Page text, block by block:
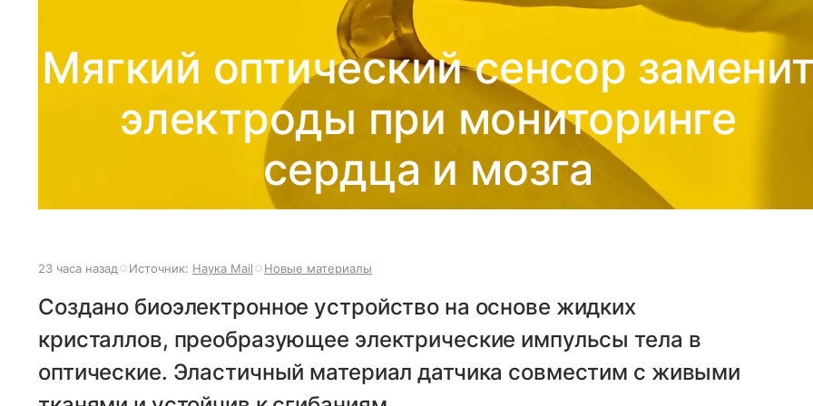
Мягкий оптический сенсор
электроды при мониторинге
сердца и мозга
23 часа назад Источник: Наука Mail Новые материалы
Создано биоэлектронное устройство на основе жидких
кристаллов, преобразующее электрические импульсы тела в
оптические. Эластичный материал датчика совместим с живыми